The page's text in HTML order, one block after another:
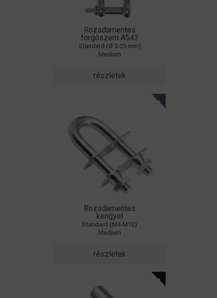
Rozsdamentes
forgószem A543
Standard (Ø 5-25 mm)
Medium
részletek
Rozsdamentes
kengyel
Standard (M4-M12)
Medium
részletek